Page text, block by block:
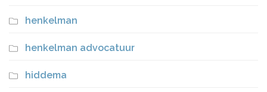
henkelman
henkelman advocatuur
hiddema